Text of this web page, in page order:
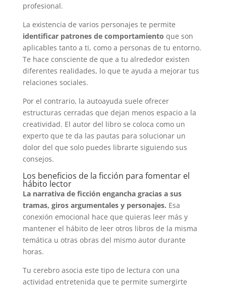
profesional.
La existencia de varios personajes te permite
identificar patrones de comportamiento que son
aplicables tanto a ti, como a personas de tu entorno.
Te hace consciente de que a tu alrededor existen
diferentes realidades, lo que te ayuda a mejorar tus
relaciones sociales.
Por el contrario, la autoayuda suele ofrecer
estructuras cerradas que dejan menos espacio a la
creatividad. El autor del libro se coloca como un
experto que te da las pautas para solucionar un
dolor del que solo puedes librarte siguiendo sus
consejos.
Los beneficios de la ficción para fomentar el
hábito lector
La narrativa de ficción engancha gracias a sus
tramas, giros argumentales y personajes. Esa
conexión emocional hace que quieras leer más y
mantener el hábito de leer otros libros de la misma
temática u otras obras del mismo autor durante
horas.
Tu cerebro asocia este tipo de lectura con una
actividad entretenida que te permite sumergirte